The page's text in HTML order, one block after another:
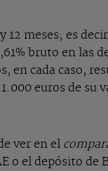
meses; es
bruto en las
cada caso,
euros de
ver en el
el depósito de